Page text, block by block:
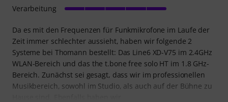
Da es mit den Frequenzen für Funkmikrofone im Laufe der
Zeit immer schlechter aussieht, haben wir folgende 2
Systeme bei Thomann bestellt: Das Line6 XD-V75 im 2.4GHz
WLAN-Bereich und das the t.bone free solo HT im 1.8 GHz-
Bereich. Zunächst sei gesagt, dass wir im professionellen
Musikbereich, sowohl im Studio, als auch auf der Bühne zu
Verarbeitung